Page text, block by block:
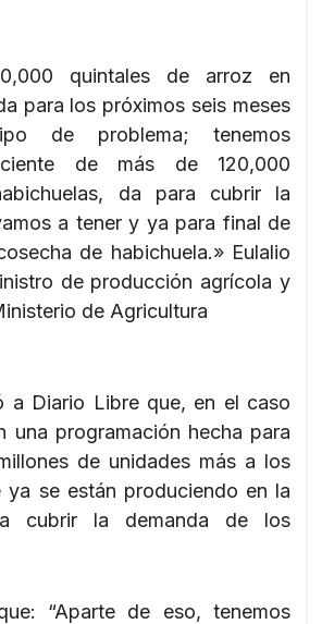
quintales de arroz en
para los próximos seis meses
de problema; tenemos
de más de 120,000
da para cubrir la
a tener y ya para final de
de habichuela.» Eulalio
de producción agrícola y
de Agricultura
a Diario Libre que, en el caso
una programación hecha para
de unidades más a los
ya se están produciendo en la
cubrir la demanda de los
“Aparte de eso, tenemos